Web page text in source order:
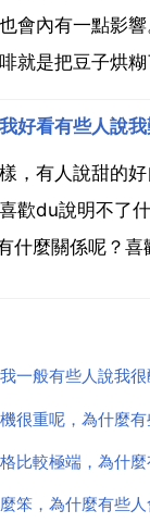
會內有一點影響
就是把豆子烘
道和一點甘甜。
常喝的話應該
好看有些人說
，有人說甜的
歡du說明不了
什麼關係呢？喜
己才最重要！因
比較極端，為什
笨，為什麼有些